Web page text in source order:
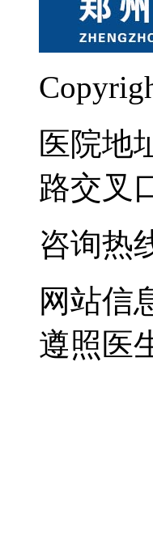
医院地
路交叉
咨询热
网站信
遵照医